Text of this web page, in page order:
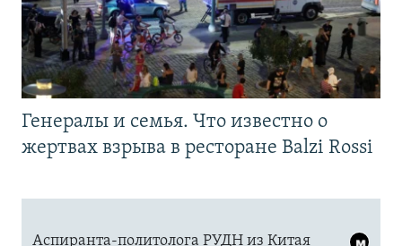
Генералы и семья. Что известно о
жертвах взрыва в ресторане Balzi Rossi